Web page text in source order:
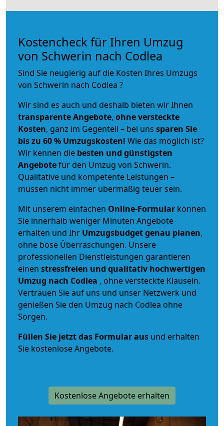
Kostencheck für Ihren Umzug
von Schwerin nach Codlea
Sind Sie neugierig auf die Kosten Ihres Umzugs
von Schwerin nach Codlea ?
Wir sind es auch und deshalb bieten wir Ihnen
transparente Angebote, ohne versteckte
Kosten, ganz im Gegenteil – bei uns sparen Sie
bis zu 60 % Umzugskosten! Wie das möglich ist?
Wir kennen die besten und günstigsten
Angebotefür den Umzug von Schwerin.
Qualitative und kompetente Leistungen –
müssen nicht immer übermäßig teuer sein.
Mit unserem einfachen Online-Formular können
Sie innerhalb weniger Minuten Angebote
erhalten und Ihr Umzugsbudgetgenau planen,
ohne böse Überraschungen. Unsere
professionellen Dienstleistungen garantieren
einen stressfreien und qualitativ hochwertigen
Umzug nach Codlea , ohne versteckte Klauseln.
Vertrauen Sie auf uns und unser Netzwerk und
genießen Sie den Umzug nach Codlea ohne
Sorgen.
Füllen Sie jetzt das Formular aus und erhalten
Sie kostenlose Angebote.
Kostenlose Angebote erhalten